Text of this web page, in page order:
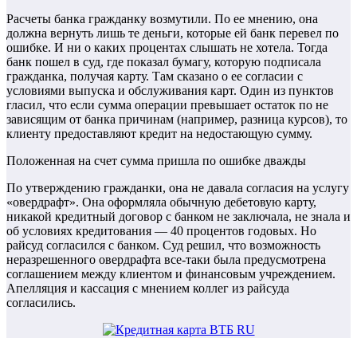
Расчеты банка гражданку возмутили. По ее мнению, она
должна вернуть лишь те деньги, которые ей банк перевел по
ошибке. И ни о каких процентах слышать не хотела. Тогда
банк пошел в суд, где показал бумагу, которую подписала
гражданка, получая карту. Там сказано о ее согласии с
условиями выпуска и обслуживания карт. Один из пунктов
гласил, что если сумма операции превышает остаток по не
зависящим от банка причинам (например, разница курсов), то
клиенту предоставляют кредит на недостающую сумму.
Положенная на счет сумма пришла по ошибке дважды
По утверждению гражданки, она не давала согласия на услугу
«овердрафт». Она оформляла обычную дебетовую карту,
никакой кредитный договор с банком не заключала, не знала и
об условиях кредитования — 40 процентов годовых. Но
райсуд согласился с банком. Суд решил, что возможность
неразрешенного овердрафта все-таки была предусмотрена
соглашением между клиентом и финансовым учреждением.
Апелляция и кассация с мнением коллег из райсуда
согласились.